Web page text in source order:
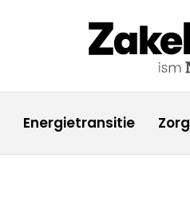
Energietransitie Zorg